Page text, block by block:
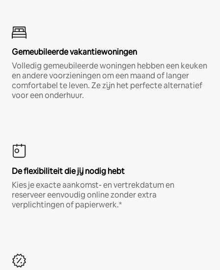
Gemeubileerde vakantiewoningen
Volledig gemeubileerde woningen hebben een keuken
en andere voorzieningen om een maand of langer
comfortabel te leven. Ze zijn het perfecte alternatief
voor een onderhuur.
De flexibiliteit die jij nodig hebt
Kies je exacte aankomst- en vertrekdatum en
reserveer eenvoudig online zonder extra
verplichtingen of papierwerk.*